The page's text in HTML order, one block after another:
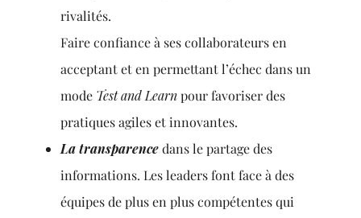
rivalités.
Faire confiance à ses collaborateurs en
acceptant et en permettant l’échec dans un
mode Test and Learnpour favoriser des
pratiques agiles et innovantes.
La transparencedans le partage des
informations. Les leaders font face à des
équipes de plus en plus compétentes qui